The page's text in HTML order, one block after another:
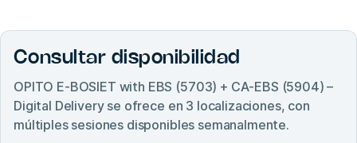
Consultar disponibilidad
OPITO E-BOSIET with EBS (5703) + CA-EBS (5904) –
Digital Deliveryse ofrece en 3 localizaciones, con
múltiples sesiones disponibles semanalmente.